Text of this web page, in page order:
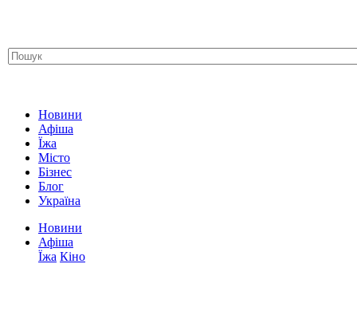
Новини
Афіша
Їжа
Місто
Бізнес
Блог
Україна
Новини
Афіша
Їжа Кіно